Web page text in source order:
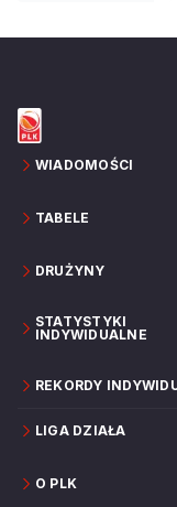
WIADOMOŚCI
TABELE
DRUŻYNY
STATYSTYKI
INDYWIDUALNE
REKORDY
LIGA DZIAŁA
O PLK